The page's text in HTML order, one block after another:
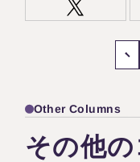
Other Columns
その他